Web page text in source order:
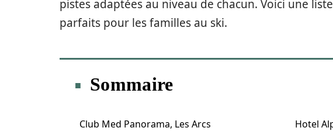
pistes adaptées au niveau de chacun. Voici une
parfaits pour les familles au ski.
Sommaire
Club Med Panorama, Les Arcs Hotel